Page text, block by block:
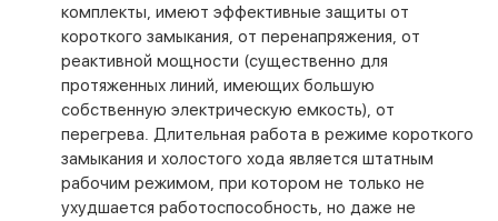
комплекты, имеют эффективные защиты от
короткого замыкания, от перенапряжения, от
реактивной мощности (существенно для
протяженных линий, имеющих большую
собственную электрическую емкость), от
перегрева. Длительная работа в режиме короткого
замыкания и холостого хода является штатным
рабочим режимом, при котором не только не
ухудшается работоспособность, но даже не